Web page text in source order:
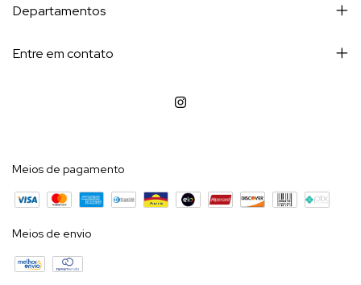
Departamentos
Entre em contato
Meios de pagamento
Meios de envio